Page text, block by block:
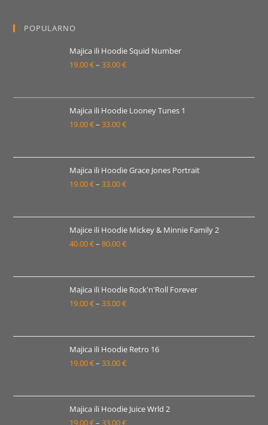
33.00 €
POPULARNO
Majica ili Hoodie Squid Number
19.00€– 33.00€Raspon
19.00 €
do
Majica ili Hoodie Looney Tunes 1
19.00€– 33.00€Raspon
19.00 €
do
Majica ili Hoodie Grace Jones Portrait
19.00€– 33.00€Raspon
19.00 €
do
Majice ili Hoodie Mickey & Minnie Family 2
40.00€– 80.00€Raspon
40.00 €
do
Majica ili Hoodie Rock'n'Roll Forever
19.00€– 33.00€Raspon
19.00 €
do
Majica ili Hoodie Retro 16
19.00€– 33.00€Raspon
19.00 €
do
Majica ili Hoodie Juice Wrld 2
19.00€– 33.00€Raspon